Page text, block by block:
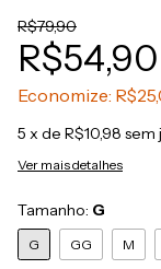
R$79,90
R$54,90
Economize:
5 x de R$10,98 sem
Ver mais detalhes
Tamanho: G
G GG M